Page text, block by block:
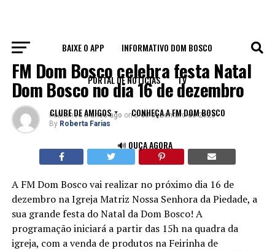
BAIXE O APP INFORMATIVO DOM BOSCO
PORTAL DE NOTÍCIAS TV
CLUBE DE AMIGOS CONHEÇA A FM DOM BOSCO
🔊 OUÇA AGORA
BLOG
FM Dom Bosco celebra festa Natal
Dom Bosco no dia 16 de dezembro
Published 3 anos ago on 5 de dezembro de 2023
By Roberta Farias
A FM Dom Bosco vai realizar no próximo dia 16 de
dezembro na Igreja Matriz Nossa Senhora da Piedade, a
sua grande festa do Natal da Dom Bosco! A
programação iniciará a partir das 15h na quadra da
igreja, com a venda de produtos na Feirinha de